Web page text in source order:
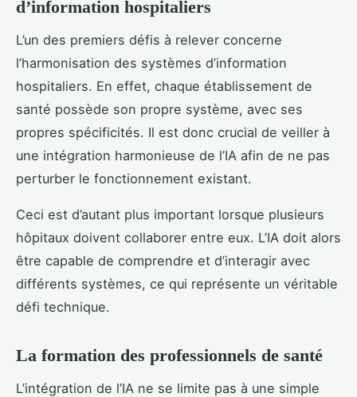
d’information hospitaliers
L’un des premiers défis à relever concerne
l’harmonisation des systèmes d’information
hospitaliers. En effet, chaque établissement de
santé possède son propre système, avec ses
propres spécificités. Il est donc crucial de veiller à
une intégration harmonieuse de l’IA afin de ne pas
perturber le fonctionnement existant.
Ceci est d’autant plus important lorsque plusieurs
hôpitaux doivent collaborer entre eux. L’IA doit alors
être capable de comprendre et d’interagir avec
différents systèmes, ce qui représente un véritable
défi technique.
La formation des professionnels de santé
L’intégration de l’IA ne se limite pas à une simple